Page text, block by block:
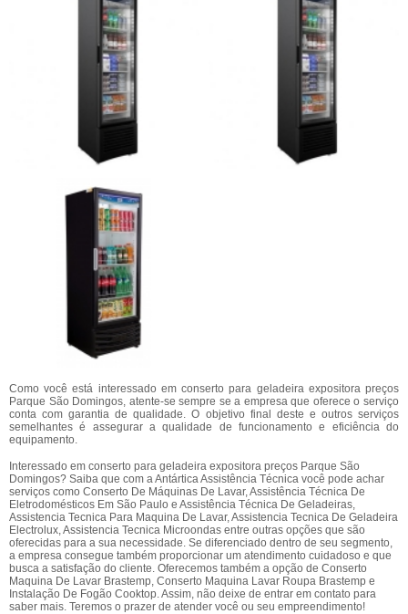
Como você está interessado em conserto para geladeira expositora preços
Parque São Domingos, atente-se sempre se a empresa que oferece o serviço
conta com garantia de qualidade. O objetivo final deste e outros serviços
semelhantes é assegurar a qualidade de funcionamento e eficiência do
equipamento.
Interessado em conserto para geladeira expositora preços Parque São
Domingos? Saiba que com a Antártica Assistência Técnica você pode achar
serviços como Conserto De Máquinas De Lavar, Assistência Técnica De
Eletrodomésticos Em São Paulo e Assistência Técnica De Geladeiras,
Assistencia Tecnica Para Maquina De Lavar, Assistencia Tecnica De Geladeira
Electrolux, Assistencia Tecnica Microondas entre outras opções que são
oferecidas para a sua necessidade. Se diferenciado dentro de seu segmento,
a empresa consegue também proporcionar um atendimento cuidadoso e que
busca a satisfação do cliente. Oferecemos também a opção de Conserto
Maquina De Lavar Brastemp, Conserto Maquina Lavar Roupa Brastemp e
Instalação De Fogão Cooktop. Assim, não deixe de entrar em contato para
saber mais. Teremos o prazer de atender você ou seu empreendimento!